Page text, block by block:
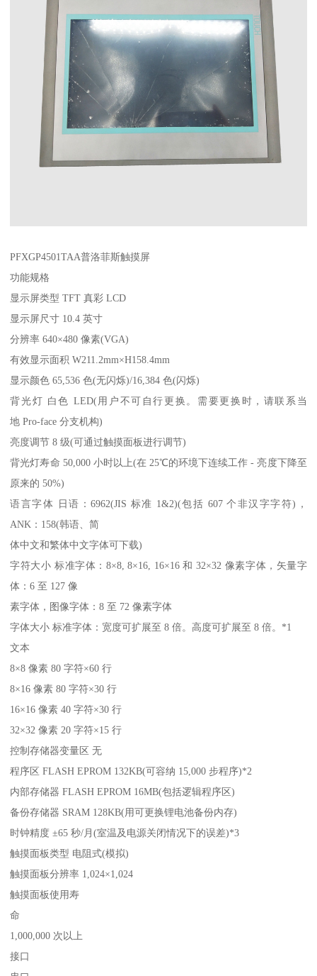
PFXGP4501TAA普洛菲斯触摸屏
功能规格
显示屏类型 TFT 真彩 LCD
显示屏尺寸 10.4 英寸
分辨率 640×480 像素(VGA)
有效显示面积 W211.2mm×H158.4mm
显示颜色 65,536 色(无闪烁)/16,384 色(闪烁)
背光灯 白色 LED(用户不可自行更换。需要更换时，请联系当
地 Pro-face 分支机构)
亮度调节 8 级(可通过触摸面板进行调节)
背光灯寿命 50,000 小时以上(在 25℃的环境下连续工作 - 亮度下降至
原来的 50%)
语言字体 日语：6962(JIS 标准 1&2)(包括 607 个非汉字字符)，
ANK：158(韩语、简
体中文和繁体中文字体可下载)
字符大小 标准字体：8×8, 8×16, 16×16 和 32×32 像素字体，矢量字
体：6 至 127 像
素字体，图像字体：8 至 72 像素字体
字体大小 标准字体：宽度可扩展至 8 倍。高度可扩展至 8 倍。*1
文本
8×8 像素 80 字符×60 行
8×16 像素 80 字符×30 行
16×16 像素 40 字符×30 行
32×32 像素 20 字符×15 行
控制存储器变量区 无
程序区 FLASH EPROM 132KB(可容纳 15,000 步程序)*2
内部存储器 FLASH EPROM 16MB(包括逻辑程序区)
备份存储器 SRAM 128KB(用可更换锂电池备份内存)
时钟精度 ±65 秒/月(室温及电源关闭情况下的误差)*3
触摸面板类型 电阻式(模拟)
触摸面板分辨率 1,024×1,024
触摸面板使用寿
命
1,000,000 次以上
接口